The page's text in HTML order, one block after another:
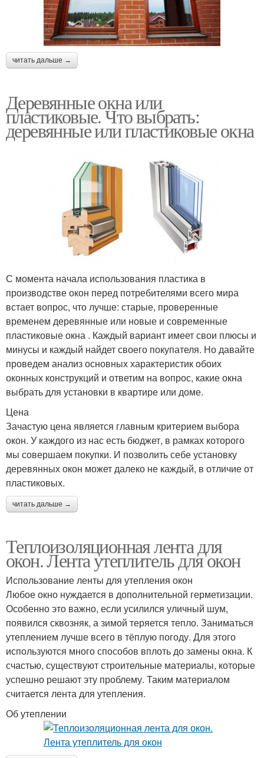
читать дальше →
Деревянные окна или
пластиковые. Что выбрать:
деревянные или пластиковые окна
С момента начала использования пластика в
производстве окон перед потребителями всего мира
встает вопрос, что лучше: старые, проверенные
временем деревянные или новые и современные
пластиковые окна . Каждый вариант имеет свои плюсы и
минусы и каждый найдет своего покупателя. Но давайте
проведем анализ основных характеристик обоих
оконных конструкций и ответим на вопрос, какие окна
выбрать для установки в квартире или доме.
Цена
Зачастую цена является главным критерием выбора
окон. У каждого из нас есть бюджет, в рамках которого
мы совершаем покупки. И позволить себе установку
деревянных окон может далеко не каждый, в отличие от
пластиковых.
читать дальше →
Теплоизоляционная лента для
окон. Лента утеплитель для окон
Использование ленты для утепления окон
Любое окно нуждается в дополнительной герметизации.
Особенно это важно, если усилился уличный шум,
появился сквозняк, а зимой теряется тепло. Заниматься
утеплением лучше всего в тёплую погоду. Для этого
используются много способов вплоть до замены окна. К
счастью, существуют строительные материалы, которые
успешно решают эту проблему. Таким материалом
считается лента для утепления.
Об утеплении